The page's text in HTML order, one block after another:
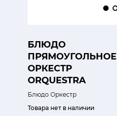
БЛЮДО
ПРЯМОУГОЛЬНОЕ
ОРКЕСТР
ORQUESTRA
Блюдо Оркестр
Товара нет в наличии